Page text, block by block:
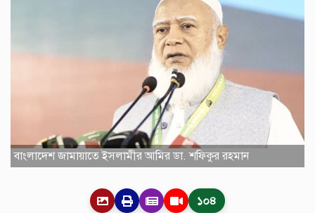
বাংলাদেশ জামায়াতে ইসলামীর আমির ডা. শফিকুর রহমান
১০৪